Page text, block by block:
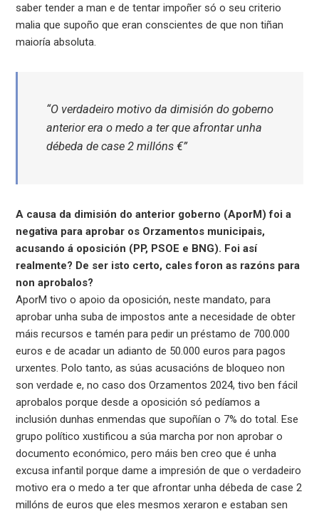
saber tender a man e de tentar impoñer só o seu criterio
malia que supoño que eran conscientes de que non tiñan
maioría absoluta.
“O verdadeiro motivo da dimisión do goberno
anterior era o medo a ter que afrontar unha
débeda de case 2 millóns €”
A causa da dimisión do anterior goberno (AporM) foi a
negativa para aprobar os Orzamentos municipais,
acusando á oposición (PP, PSOE e BNG). Foi así
realmente? De ser isto certo, cales foron as razóns para
non aprobalos?
AporM tivo o apoio da oposición, neste mandato, para
aprobar unha suba de impostos ante a necesidade de obter
máis recursos e tamén para pedir un préstamo de 700.000
euros e de acadar un adianto de 50.000 euros para pagos
urxentes. Polo tanto, as súas acusacións de bloqueo non
son verdade e, no caso dos Orzamentos 2024, tivo ben fácil
aprobalos porque desde a oposición só pedíamos a
inclusión dunhas enmendas que supoñían o 7% do total. Ese
grupo político xustificou a súa marcha por non aprobar o
documento económico, pero máis ben creo que é unha
excusa infantil porque dame a impresión de que o verdadeiro
motivo era o medo a ter que afrontar unha débeda de case 2
millóns de euros que eles mesmos xeraron e estaban sen